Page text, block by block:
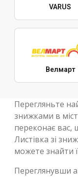
VARUS
Велмарт
Перегляньте
знижками в
переконає вас,
Листівка зі
можете знайти
Переглянувши